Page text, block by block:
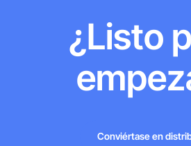
¿Listo
Conviértase en